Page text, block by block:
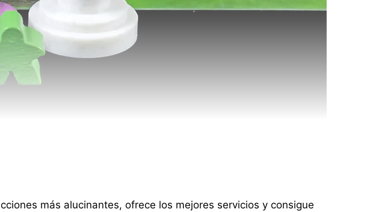
más alucinantes, ofrece los mejores servicios y consigue